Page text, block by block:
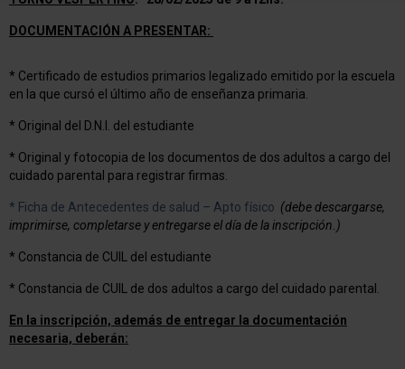
DOCUMENTACIÓN A PRESENTAR:
* Certificado de estudios primarios legalizado emitido por la escuela
en la que cursó el último año de enseñanza primaria.
* Original del D.N.I. del estudiante
* Original y fotocopia de los documentos de dos adultos a cargo del
cuidado parental para registrar firmas.
* Ficha de Antecedentes de salud – Apto físico (debe descargarse,
imprimirse, completarse y entregarse el día de la inscripción.)
* Constancia de CUIL del estudiante
* Constancia de CUIL de dos adultos a cargo del cuidado parental.
En la inscripción, además de entregar la documentación
necesaria, deberán: